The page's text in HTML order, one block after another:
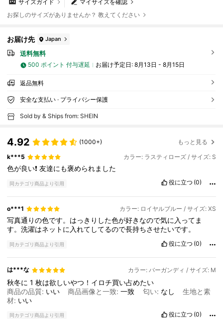
マイサイズを確認
サイズガイド
お探しのサイズがありませんか？ 教えてください
お届け先 Japan
送料無料
500 ポイント 付与遅延 お届け予定日: 8月13日 - 8月15日
返品無料
安全な支払い · プライバシー保護
Sold by & Ships from: SHEIN
4.92 (1000+) もっと見る
k***5 カラー: ラスティローズ / サイズ: S
色が良い❗友達にも褒められました
同カテゴリ商品より引用 役に立つ (0)
o***1 カラー: ロイヤルブルー / サイズ: XS
写真通りの色です。はっきりした色が好きなので気に入ってま
す。洗濯はネットに入れてしてるので長持ちさせたいです。
同カテゴリ商品より引用 役に立つ (0)
は***な カラー: バーガンディ / サイズ: M
秋冬に1枚は欲しいやつ！イロチ買い占めたい
商品の品質: いい 商品画像と一致:一致 匂い: なし
生地と素
材: いい
同カテゴリ商品より引用 役に立つ (0)